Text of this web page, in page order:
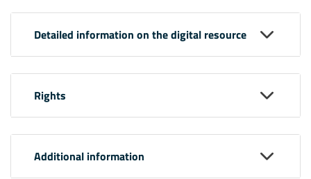
Detailed information on the digital resource
Rights
Additional information